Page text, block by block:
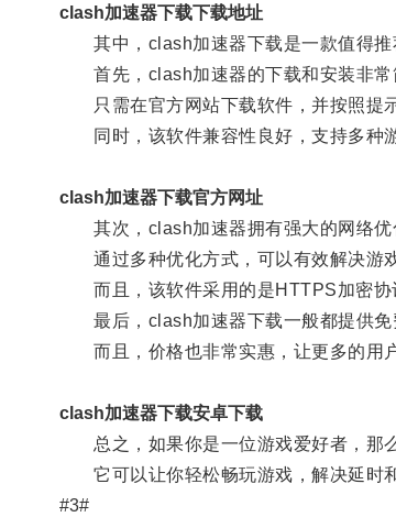
clash加速器下载下载地址
其中，clash加速器下载是一款值得推
首先，clash加速器的下载和安装非常
只需在官方网站下载软件，并按照提示
同时，该软件兼容性良好，支持多种游
clash加速器下载官方网址
其次，clash加速器拥有强大的网络优
通过多种优化方式，可以有效解决游戏
而且，该软件采用的是HTTPS加密协
最后，clash加速器下载一般都提供免
而且，价格也非常实惠，让更多的用户
clash加速器下载安卓下载
总之，如果你是一位游戏爱好者，那么
它可以让你轻松畅玩游戏，解决延时和
#3#